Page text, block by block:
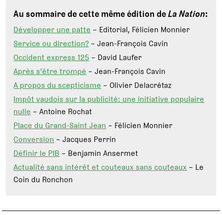
Au sommaire de cette même édition deLa Nation:
Développer une patte– Editorial, Félicien Monnier
Service ou direction?– Jean-François Cavin
Occident express 125– David Laufer
Après s’être trompé– Jean-François Cavin
A propos du scepticisme– Olivier Delacrétaz
Impôt vaudois sur la publicité: une initiative populaire
nulle– Antoine Rochat
Place du Grand-Saint Jean– Félicien Monnier
Conversion– Jacques Perrin
Définir le PIB– Benjamin Ansermet
Actualité sans intérêt et couteaux sans couteaux– Le
Coin du Ronchon